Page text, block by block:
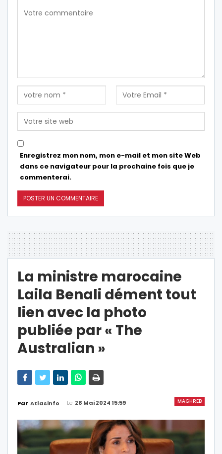
Enregistrez mon nom, mon e-mail et mon site Web
dans ce navigateur pour la prochaine fois que je
commenterai.
La ministre marocaine
Laila Benali dément tout
lien avec la photo
publiée par « The
Australian »
MAGHREB
Par Atlasinfo Le 28 Mai 2024 15:59